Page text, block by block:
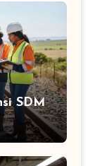
SDM